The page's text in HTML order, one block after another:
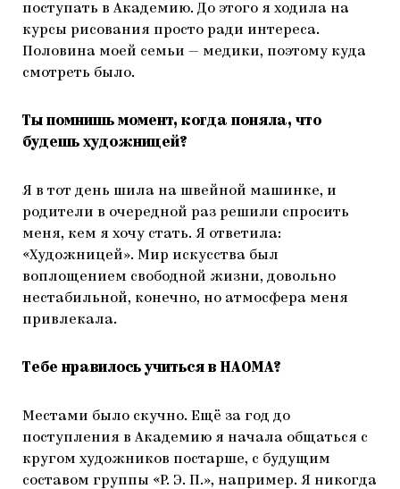
поступать в Академию. До этого я ходила на
курсы рисования просто ради интереса.
Половина моей семьи — медики, поэтому куда
смотреть было.
Ты помнишь момент, когда поняла, что
будешь художницей?
Я в тот день шила на швейной машинке, и
родители в очередной раз решили спросить
меня, кем я хочу стать. Я ответила:
«Художницей». Мир искусства был
воплощением свободной жизни, довольно
нестабильной, конечно, но атмосфера меня
привлекала.
Тебе нравилось учиться в НАОМА?
Местами было скучно. Ещё за год до
поступления в Академию я начала общаться с
кругом художников постарше, с будущим
составом группы «Р. Э. П.», например. Я никогда